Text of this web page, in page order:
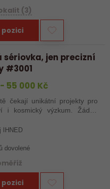
(3)
pozici
sériovka, jen precizní
#3001
55 000 Kč
čekají unikátní projekty pro
i kosmický výzkum. Žádná
IHNED
dovolené
pozici